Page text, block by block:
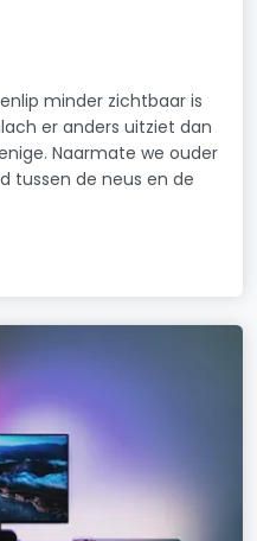
minder zichtbaar is
er anders uitziet dan
Naarmate we ouder
tussen de neus en de